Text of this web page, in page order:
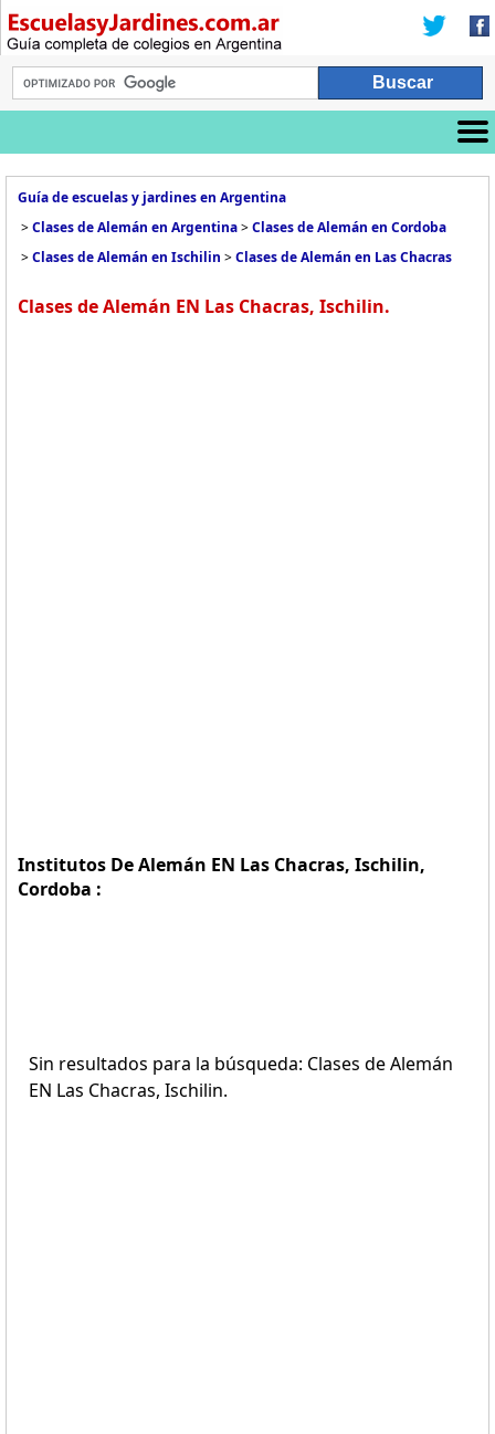
Guía de escuelas y jardines en Argentina
>Clases de Alemán en Argentina>Clases de Alemán en Cordoba
>Clases de Alemán en Ischilin >Clases de Alemán en Las Chacras
Clases de Alemán EN Las Chacras, Ischilin.
Institutos De Alemán EN Las Chacras, Ischilin,
Cordoba :
Sin resultados para la búsqueda: Clases de Alemán
EN Las Chacras, Ischilin.